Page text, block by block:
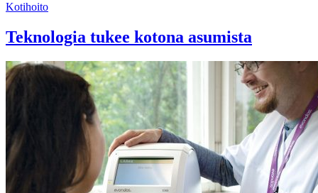
Kotihoito
Teknologia tukee kotona asumista